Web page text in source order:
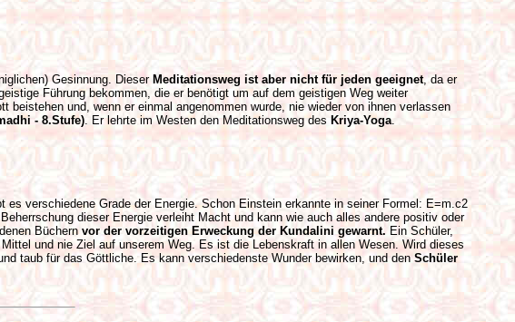
Gesinnung. Dieser Meditationsweg ist aber nicht für jeden geeignet, da er
Führung bekommen, die er benötigt um auf dem geistigen Weg weiter
und, wenn er einmal angenommen wurde, nie wieder von ihnen verlassen
- 8.Stufe). Er lehrte im Westen den Meditationsweg des Kriya-Yoga.
verschiedene Grade der Energie. Schon Einstein erkannte in seiner Formel: E=m.c2
dieser Energie verleiht Macht und kann wie auch alles andere positiv oder
Büchern vor der vorzeitigen Erweckung der Kundalini gewarnt. Ein Schüler,
und nie Ziel auf unserem Weg. Es ist die Lebenskraft in allen Wesen. Wird dieses
taub für das Göttliche. Es kann verschiedenste Wunder bewirken, und denSchüler